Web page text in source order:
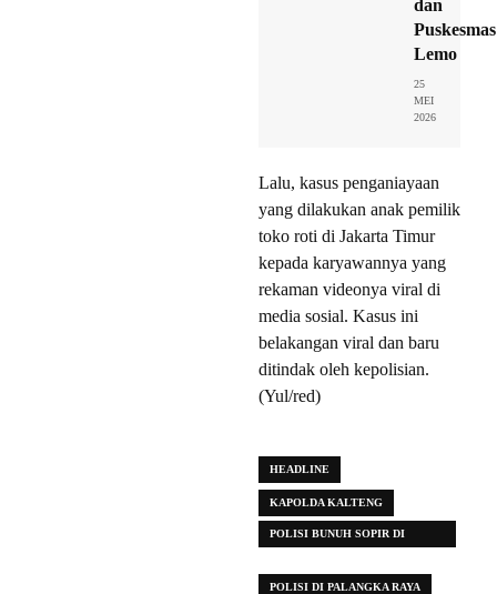
dan
Puskesmas
Lemo
25
MEI
2026
Lalu, kasus penganiayaan
yang dilakukan anak pemilik
toko roti di Jakarta Timur
kepada karyawannya yang
rekaman videonya viral di
media sosial. Kasus ini
belakangan viral dan baru
ditindak oleh kepolisian.
(Yul/red)
HEADLINE
KAPOLDA KALTENG
POLISI BUNUH SOPIR DI
POLISI DI PALANGKA RAYA